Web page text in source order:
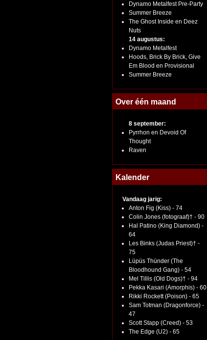
Dynamo Metalfest Pre-Party
Summer Breeze
The Ghost Inside en Deez
Nuts
14 augustus:
Dynamo Metalfest
Hoods, Brick By Brick, Give
Em Blood en Provisional
Summer Breeze
Over één maand
8 september:
Pyrrhon en Devoid Of
Thought
Raven
Kalender
Vandaag jarig:
Anton Fig (Kiss) - 74
Colin Jones (fotograaf)† - 90
Hal Patino (King Diamond) -
64
Les Binks (Judas Priest)† -
75
Lüpüs Thünder (The
Bloodhound Gang) - 54
Mel Tillis (Old Dogs)† - 94
Pekka Kasari (Amorphis) - 60
Rikki Rockett (Poison) - 65
Sam Totman (Dragonforce) -
47
Scott Stapp (Creed) - 53
The Edge (U2) - 65